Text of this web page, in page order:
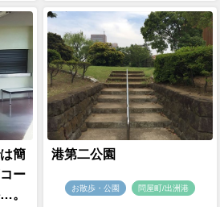
簡
ー
。
港第二公園
お散歩・公園 問屋町/出洲港